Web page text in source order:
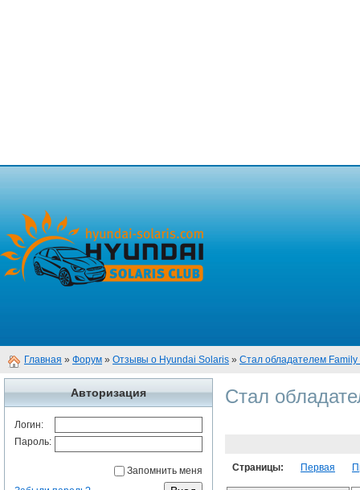
Главная » Форум » Отзывы о Hyundai Solaris » Стал обладателем Family
Авторизация
Логин:
Пароль:
Запомнить меня
Стал
Страницы: Первая